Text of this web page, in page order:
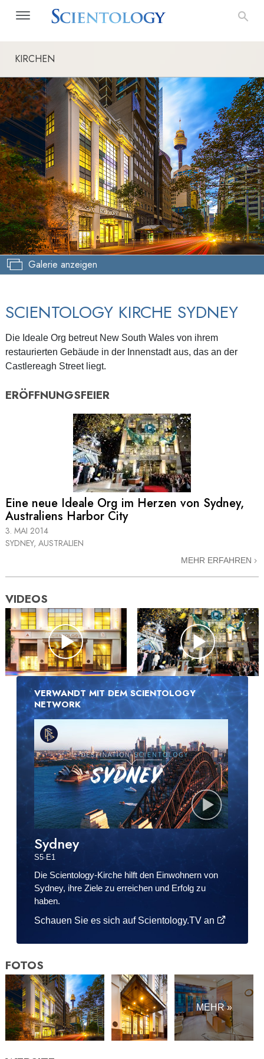
KIRCHEN
Galerie anzeigen
SCIENTOLOGY KIRCHE SYDNEY
Die Ideale Org betreut New South Wales von ihrem
restaurierten Gebäude in der Innenstadt aus, das an der
Castlereagh Street liegt.
ERÖFFNUNGSFEIER
Eine neue Ideale Org im Herzen von Sydney,
Australiens Harbor City
3. MAI 2014
SYDNEY, AUSTRALIEN
MEHR ERFAHREN
VIDEOS
VERWANDT MIT DEM SCIENTOLOGY
NETWORK
Sydney
S5·E1
Die Scientology-Kirche hilft den Einwohnern von
Sydney, ihre Ziele zu erreichen und Erfolg zu
haben.
Schauen Sie es sich auf Scientology.TV an
FOTOS
MEHR »